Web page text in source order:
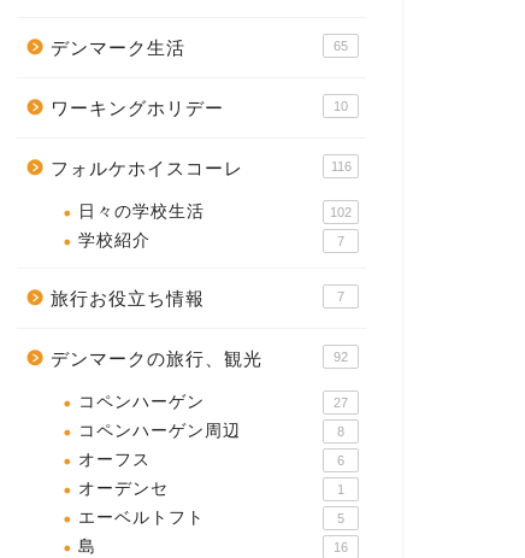
デンマーク生活 65
ワーキングホリデー 10
フォルケホイスコーレ 116
日々の学校生活 102
学校紹介 7
旅行お役立ち情報 7
デンマークの旅行、観光 92
コペンハーゲン 27
コペンハーゲン周辺 8
オーフス 6
オーデンセ 1
エーベルトフト 5
島 16